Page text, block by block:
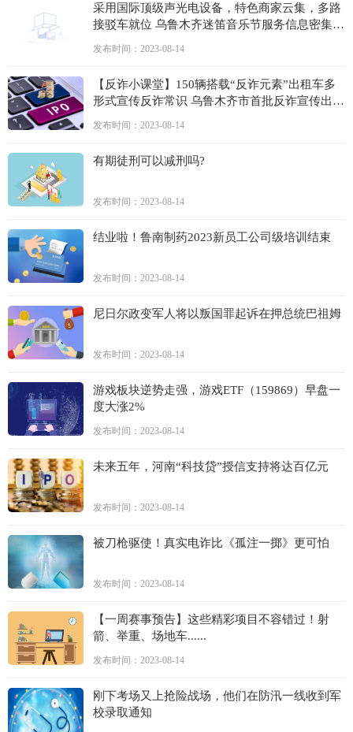
采用国际顶级声光电设备，特色商家云集，多路
接驳车就位 乌鲁木齐迷笛音乐节服务信息密集发
发布时间：2023-08-14
【反诈小课堂】150辆搭载“反诈元素”出租车多
形式宣传反诈常识 乌鲁木齐市首批反诈宣传出租
发布时间：2023-08-14
有期徒刑可以减刑吗?
发布时间：2023-08-14
结业啦！鲁南制药2023新员工公司级培训结束
发布时间：2023-08-14
尼日尔政变军人将以叛国罪起诉在押总统巴祖姆
发布时间：2023-08-14
游戏板块逆势走强，游戏ETF（159869）早盘一
度大涨2%
发布时间：2023-08-14
未来五年，河南“科技贷”授信支持将达百亿元
发布时间：2023-08-14
被刀枪驱使！真实电诈比《孤注一掷》更可怕
发布时间：2023-08-14
【一周赛事预告】这些精彩项目不容错过！射
箭、举重、场地车......
发布时间：2023-08-14
刚下考场又上抢险战场，他们在防汛一线收到军
校录取通知